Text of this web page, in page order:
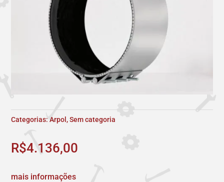
Categorias:Arpol,Sem categoria
R$4.136,00
mais informações